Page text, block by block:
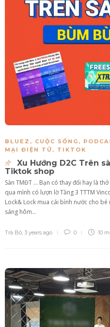
BLUEZ , CUỘC SỐNG ,
MẠI ĐIỆN TỬ , TIKTOK
Xu Hướng D2C Trên
Tiktok shop
Sàn TMĐT … Bạn có thay đổi
qua mình có lượn lờ Tầng 3 TTTM
Lock& Lock mua cái bình nước cho
sáng hôm...
Trà Bô, 3 years ago 0 10